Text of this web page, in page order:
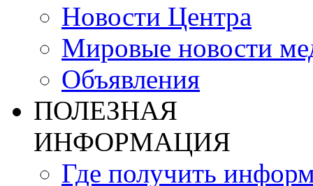
Новости Центра
Мировые новости
Объявления
ПОЛЕЗНАЯ
ИНФОРМАЦИЯ
Где получить